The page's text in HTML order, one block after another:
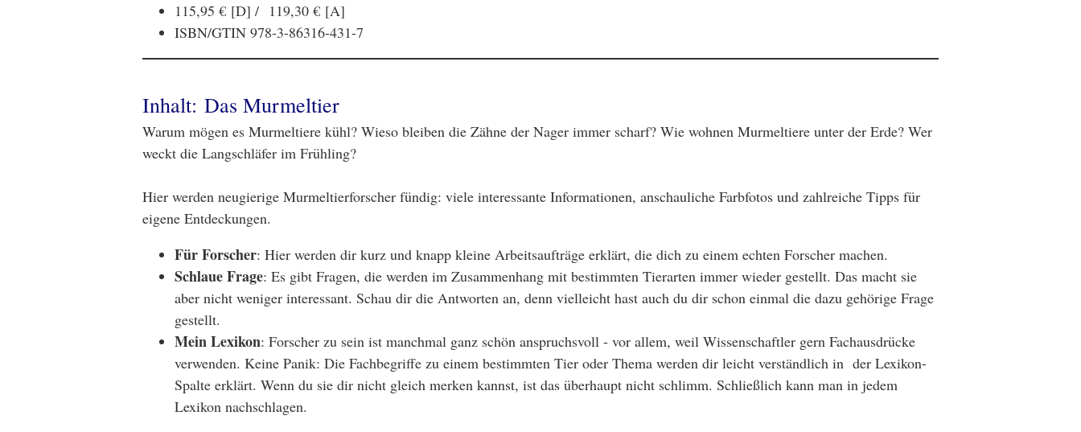
115,95 € [D] / 119,30 € [A]
ISBN/GTIN 978-3-86316-431-7
Inhalt: Das Murmeltier
Warum mögen es Murmeltiere kühl? Wieso bleiben die Zähne der Nager immer scharf? Wie wohnen Murmeltiere unter der Erde? Wer
weckt die Langschläfer im Frühling?
Hier werden neugierige Murmeltierforscher fündig: viele interessante Informationen, anschauliche Farbfotos und zahlreiche Tipps für
eigene Entdeckungen.
Für Forscher: Hier werden dir kurz und knapp kleine Arbeitsaufträge erklärt, die dich zu einem echten Forscher machen.
Schlaue Frage: Es gibt Fragen, die werden im Zusammenhang mit bestimmten Tierarten immer wieder gestellt. Das macht sie
aber nicht weniger interessant. Schau dir die Antworten an, denn vielleicht hast auch du dir schon einmal die dazu gehörige Frage
gestellt.
Mein Lexikon: Forscher zu sein ist manchmal ganz schön anspruchsvoll - vor allem, weil Wissenschaftler gern Fachausdrücke
verwenden. Keine Panik: Die Fachbegriffe zu einem bestimmten Tier oder Thema werden dir leicht verständlich in der Lexikon-
Spalte erklärt. Wenn du sie dir nicht gleich merken kannst, ist das überhaupt nicht schlimm. Schließlich kann man in jedem
Lexikon nachschlagen.